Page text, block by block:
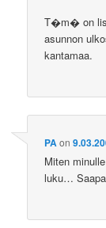
T�m� on
asunnon
kantamaa.
PAon
Miten
luku…